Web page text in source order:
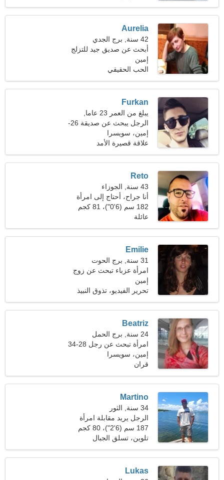
Aurelia
42 سنة, برج الجدي
أبحث عن صديق جيد للتزلج
إمين
الحب الحقيقي
Furkan
يبلغ من العمر 23 عاما,
القوس
الرجل يبحث عن صديقة 26-
30
إمين، سويسرا
علاقة قصيرة الأمد
Reto
43 سنة, الجوزاء
أنا جراح، أحتاج إلى امرأة
لطيفة
182 سم (6'0")، 81 كجم
(178 رطلا)
عائلة
Emilie
31 سنة, برج الحوت
امرأة عزباء تبحث عن زوج
34-41
إمين
تحرير الفيديو، تذوق النبيذ
Beatriz
24 سنة, برج الحمل
امرأة تبحث عن رجل 28-34
إمين، سويسرا
قران
Martino
34 سنة, الثور
الرجل يريد مقابلة امرأة
187 سم (6'2")، 80 كجم
(176 رطلا)
تلوين، تسلق الجبال
Lukas